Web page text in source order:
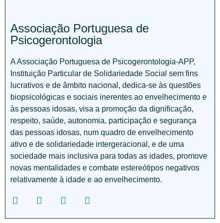
Associação Portuguesa de
Psicogerontologia
A Associação Portuguesa de Psicogerontologia-APP,
Instituição Particular de Solidariedade Social sem fins
lucrativos e de âmbito nacional, dedica-se às questões
biopsicológicas e sociais inerentes ao envelhecimento e
às pessoas idosas, visa a promoção da dignificação,
respeito, saúde, autonomia, participação e segurança
das pessoas idosas, num quadro de envelhecimento
ativo e de solidariedade intergeracional, e de uma
sociedade mais inclusiva para todas as idades, promove
novas mentalidades e combate estereótipos negativos
relativamente à idade e ao envelhecimento.